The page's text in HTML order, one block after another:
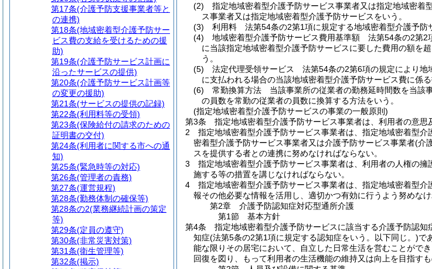
(2)
指定地域密着型介護予防サービス事業者又は指定地域密
ス事業者又は指定地域密着型介護予防サービスをいう。
(3)
利用料 法第54条の2第1項に規定する地域密着型介護予防
(4)
地域密着型介護予防サービス費用基準額 法第54条の2第2
に当該指定地域密着型介護予防サービスに要した費用の額を
う。
(5)
法定代理受領サービス 法第54条の2第6項の規定により地
に支払われる場合の当該地域密着型介護予防サービス費に係
(6)
常勤換算方法 当該事業所の従業者の勤務延時間数を当該
の員数を常勤の従業者の員数に換算する方法をいう。
(指定地域密着型介護予防サービスの事業の一般原則)
第3条
指定地域密着型介護予防サービス事業者は、利用者の意
2
指定地域密着型介護予防サービス事業者は、指定地域密着型
密着型介護予防サービス事業者又は介護予防サービス事業者(介
スを提供する者との連携に努めなければならない。
3
指定地域密着型介護予防サービス事業者は、利用者の人権の
施する等の措置を講じなければならない。
4
指定地域密着型介護予防サービス事業者は、指定地域密着型
報その他必要な情報を活用し、適切かつ有効に行うよう努めなけ
第2章
介護予防認知症対応型通所介護
第1節
基本方針
第4条
指定地域密着型介護予防サービスに該当する介護予防認知
知症(法第5条の2第1項に規定する認知症をいう。以下同じ。)で
能な限りその居宅において、自立した日常生活を営むことがで
回復を図り、もって利用者の生活機能の維持又は向上を目指すも
第17条(介護予防支援事業者等と
の連携)
第18条(地域密着型介護予防サー
ビス費の支給を受けるための援
助)
第19条(介護予防サービス計画に
沿ったサービスの提供)
第20条(介護予防サービス計画等
の変更の援助)
第21条(サービスの提供の記録)
第22条(利用料等の受領)
第23条(保険給付の請求のための
証明書の交付)
第24条(利用者に関する市への通
知)
第25条(緊急時等の対応)
第26条(管理者の責務)
第27条(運営規程)
第28条(勤務体制の確保等)
第28条の2(業務継続計画の策定
等)
第29条(定員の遵守)
第30条(非常災害対策)
第31条(衛生管理等)
第32条(掲示)